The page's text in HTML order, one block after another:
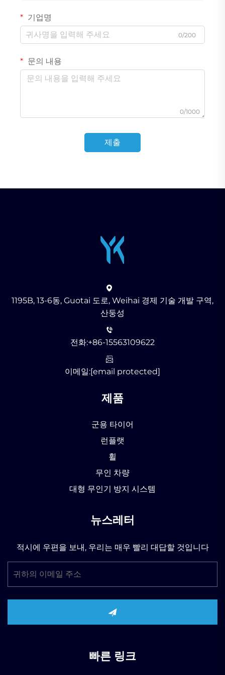
기업명
0/200
문의 내용
0/1000
제출
1195B, 13-6동, Guotai 도로, Weihai 경제 기술 개발 구역,
산둥성
전화:+86-15563109622
이메일:[email protected]
제품
군용 타이어
런플랫
휠
무인 차량
대형 무인기 방지 시스템
뉴스레터
적시에 우편을 보내, 우리는 매우 빨리 대답할 것입니다
빠른 링크